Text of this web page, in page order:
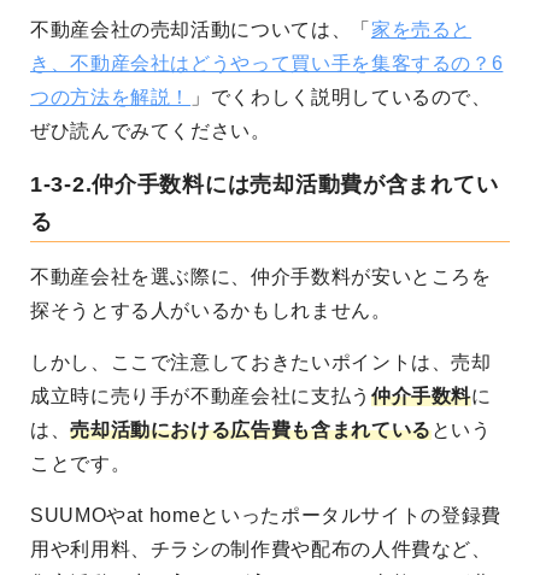
不動産会社の売却活動については、「 家を売ると
き、不動産会社はどうやって買い手を集客するの？6
つの方法を解説！
」でくわしく説明しているので、
ぜひ読んでみてください。
1-3-2.仲介手数料には売却活動費が含まれてい
る
不動産会社を選ぶ際に、仲介手数料が安いところを
探そうとする人がいるかもしれません。
しかし、 ここで注意しておきたいポイントは、売却
成立時に売り手が不動産会社に支払う 仲介手数料に
は、売却活動における広告費も含まれているという
ことです。
SUUMOやat homeといったポータルサイトの登録費
用や利用料、チラシの制作費や配布の人件費など、